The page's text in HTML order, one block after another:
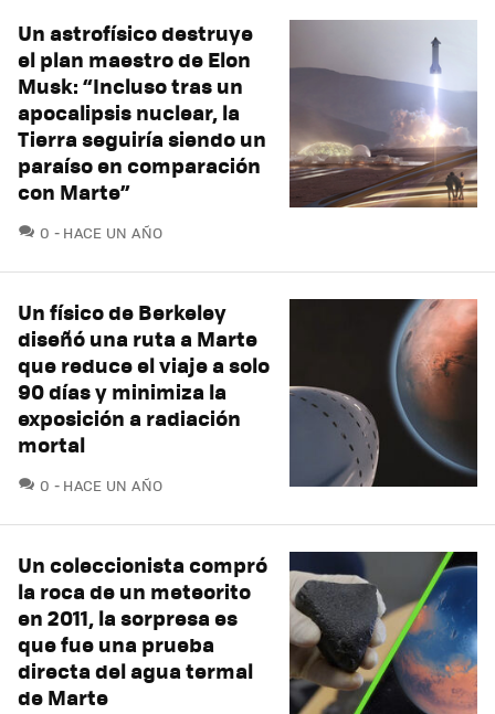
Un astrofísico destruye
el plan maestro de Elon
Musk: “Incluso tras un
apocalipsis nuclear, la
Tierra seguiría siendo un
paraíso en comparación
con Marte”
0 COMENTARIOS
HACE UN AÑO
Un físico de Berkeley
diseñó una ruta a Marte
que reduce el viaje a solo
90 días y minimiza la
exposición a radiación
mortal
0 COMENTARIOS
HACE UN AÑO
Un coleccionista compró
la roca de un meteorito
en 2011, la sorpresa es
que fue una prueba
directa del agua termal
de Marte